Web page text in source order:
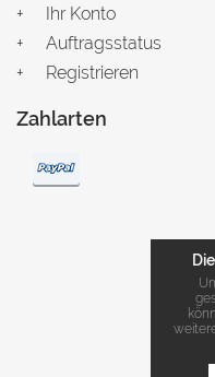
Ihr Konto
Auftragsstatus
Registrieren
Zahlarten